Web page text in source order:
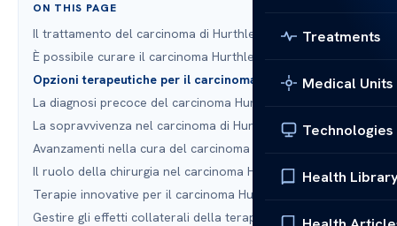
Treatments
Medical Units
Technologies
Health
ON THIS PAGE
Il trattamento del carcinoma di Hurthle
È possibile curare il carcinoma Hurthle?
Opzioni terapeutiche per il carcinoma Hurthle
La diagnosi precoce del carcinoma Hurthle
La sopravvivenza nel carcinoma di Hurthle
Avanzamenti nella cura del carcinoma Hurthle
Il ruolo della chirurgia nel carcinoma Hurthle
Terapie innovative per il carcinoma Hurthle
Gestire gli effetti collaterali della terapia